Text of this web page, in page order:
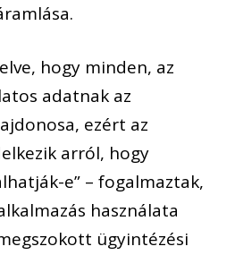
hogy minden, az
adatnak az
ezért az
arról, hogy
e” – fogalmaztak,
használata
ügyintézési